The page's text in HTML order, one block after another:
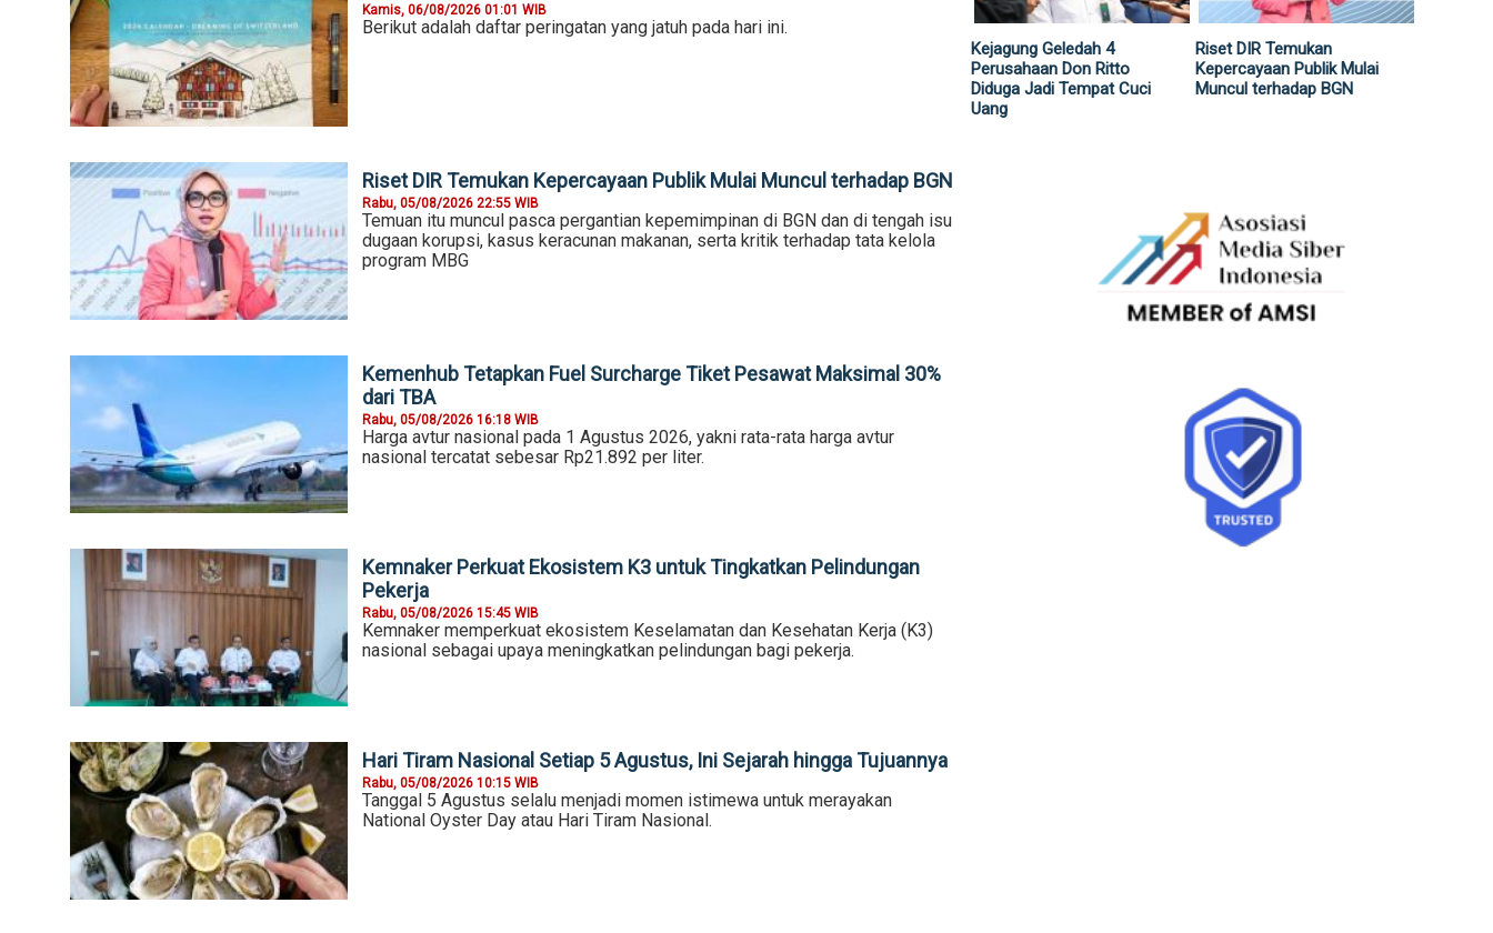
Kamis, 06/08/2026 01:01 WIB
Berikut adalah daftar peringatan yang jatuh pada hari ini.
Riset DIR Temukan Kepercayaan Publik Mulai Muncul terhadap BGN
Rabu, 05/08/2026 22:55 WIB
Temuan itu muncul pasca pergantian kepemimpinan di BGN dan di tengah isu
dugaan korupsi, kasus keracunan makanan, serta kritik terhadap tata kelola
program MBG
Kemenhub Tetapkan Fuel Surcharge Tiket Pesawat Maksimal 30%
dari TBA
Rabu, 05/08/2026 16:18 WIB
Harga avtur nasional pada 1 Agustus 2026, yakni rata-rata harga avtur
nasional tercatat sebesar Rp21.892 per liter.
Kemnaker Perkuat Ekosistem K3 untuk Tingkatkan Pelindungan
Pekerja
Rabu, 05/08/2026 15:45 WIB
Kemnaker memperkuat ekosistem Keselamatan dan Kesehatan Kerja (K3)
nasional sebagai upaya meningkatkan pelindungan bagi pekerja.
Hari Tiram Nasional Setiap 5 Agustus, Ini Sejarah hingga Tujuannya
Rabu, 05/08/2026 10:15 WIB
Tanggal 5 Agustus selalu menjadi momen istimewa untuk merayakan
National Oyster Day atau Hari Tiram Nasional.
Kejagung Geledah 4
Perusahaan Don Ritto
Diduga Jadi Tempat Cuci
Uang
Riset DIR Temukan
Kepercayaan Publik Mulai
Muncul terhadap BGN